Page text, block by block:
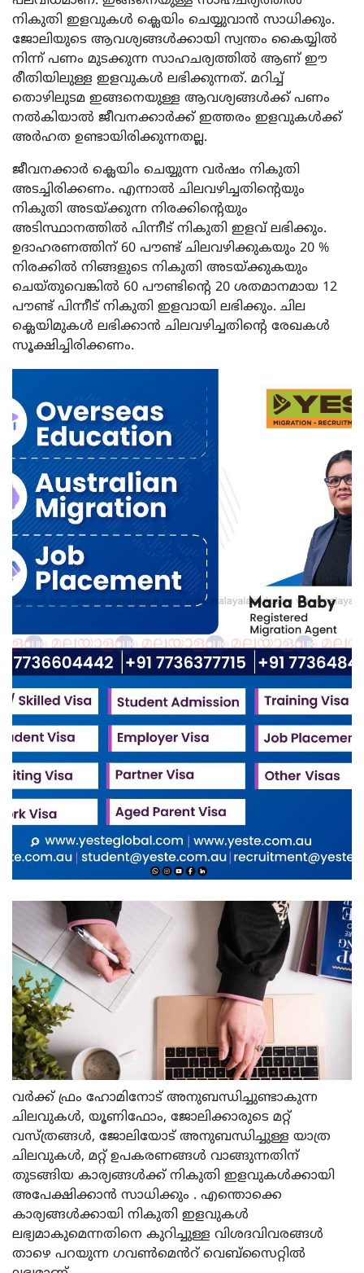
നികുതി ഇളവുകൾ ക്ലെയിം ചെയ്യുവാൻ സാധിക്കും.
ജോലിയുടെ ആവശ്യങ്ങൾക്കായി സ്വന്തം കൈയ്യിൽ
നിന്ന് പണം മുടക്കുന്ന സാഹചര്യത്തിൽ ആണ് ഈ
രീതിയിലുള്ള ഇളവുകൾ ലഭിക്കുന്നത്. മറിച്ച്
തൊഴിലുടമ ഇങ്ങനെയുള്ള ആവശ്യങ്ങൾക്ക് പണം
നൽകിയാൽ ജീവനക്കാർക്ക് ഇത്തരം ഇളവുകൾക്ക്
അർഹത ഉണ്ടായിരിക്കുന്നതല്ല.
ജീവനക്കാർ ക്ലെയിം ചെയ്യുന്ന വർഷം നികുതി
അടച്ചിരിക്കണം. എന്നാൽ ചിലവഴിച്ചതിന്റെയും
നികുതി അടയ്ക്കുന്ന നിരക്കിന്റെയും
അടിസ്ഥാനത്തിൽ പിന്നീട് നികുതി ഇളവ് ലഭിക്കും.
ഉദാഹരണത്തിന് 60 പൗണ്ട് ചിലവഴിക്കുകയും 20 %
നിരക്കിൽ നിങ്ങളുടെ നികുതി അടയ്ക്കുകയും
ചെയ്തുവെങ്കിൽ 60 പൗണ്ടിന്റെ 20 ശതമാനമായ 12
പൗണ്ട് പിന്നീട് നികുതി ഇളവായി ലഭിക്കും. ചില
ക്ലെയിമുകൾ ലഭിക്കാൻ ചിലവഴിച്ചതിന്റെ രേഖകൾ
സൂക്ഷിച്ചിരിക്കണം.
വർക്ക് ഫ്രം ഹോമിനോട് അനുബന്ധിച്ചുണ്ടാകുന്ന
ചിലവുകൾ, യൂണിഫോം, ജോലിക്കാരുടെ മറ്റ്
വസ്ത്രങ്ങൾ, ജോലിയോട് അനുബന്ധിച്ചുള്ള യാത്ര
ചിലവുകൾ, മറ്റ് ഉപകരണങ്ങൾ വാങ്ങുന്നതിന്
തുടങ്ങിയ കാര്യങ്ങൾക്ക് നികുതി ഇളവുകൾക്കായി
അപേക്ഷിക്കാൻ സാധിക്കും . എന്തൊക്കെ
കാര്യങ്ങൾക്കായി നികുതി ഇളവുകൾ
ലഭ്യമാകുമെന്നതിനെ കുറിച്ചുള്ള വിശദവിവരങ്ങൾ
താഴെ പറയുന്ന ഗവൺമെൻറ് വെബ്സൈറ്റിൽ